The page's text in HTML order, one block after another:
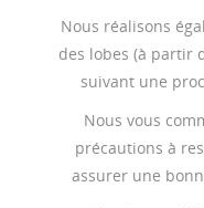
Nous réalisons
des lobes (à partir
suivant une
Nous vous
précautions à
assurer une